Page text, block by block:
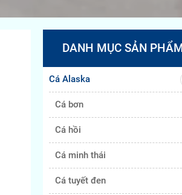
DANH MỤC SẢN PHẨM
Cá Alaska
Cá bơn
Cá hồi
Cá minh thái
Cá tuyết đen